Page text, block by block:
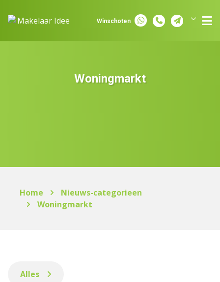
Winschoten
Woningmarkt
Home
Nieuws-categorieen
Woningmarkt
Alles